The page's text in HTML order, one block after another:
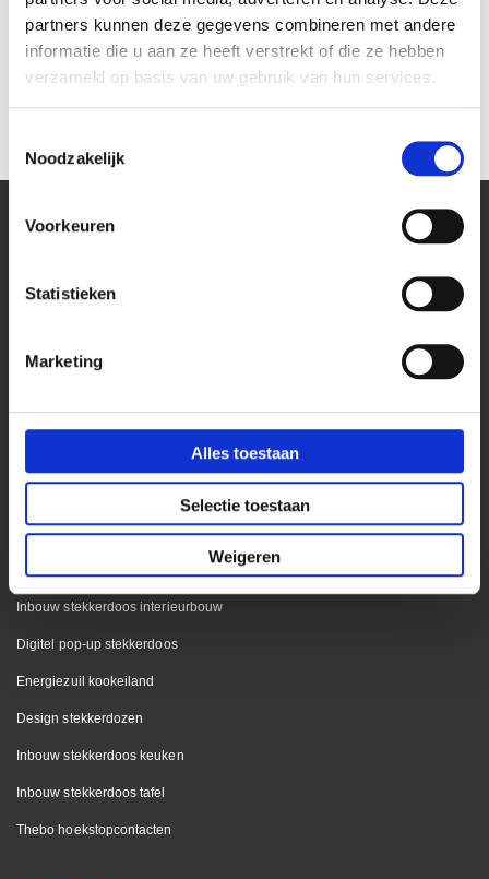
partners kunnen deze gegevens combineren met andere
informatie die u aan ze heeft verstrekt of die ze hebben
verzameld op basis van uw gebruik van hun services.
Noodzakelijk
Voorkeuren
Statistieken
Marketing
Alles toestaan
Selectie toestaan
Weigeren
6-voudige stekkerdoos
Aluminium Ehmann 5 meter
kabel
€ 53,49
4-voudige stekkerdoos
Aluminium Ehmann 5 meter
kabel
€ 47,19
Bekijk onze blog pagina
Stekkerdoos keukenblad
Stekkerdoos vergadertafels
Wieland stekkerdozen
Stekkerdoos met bureau klem
Keuken & Interieur
Inbouw stekkerdoos interieurbouw
Digitel pop-up stekkerdoos
Energiezuil kookeiland
Design stekkerdozen
Inbouw stekkerdoos keuken
Inbouw stekkerdoos tafel
Thebo hoekstopcontacten